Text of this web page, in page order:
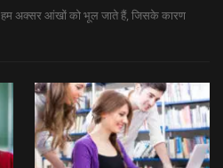
अक्‍सर आंखों को भूल जाते हैं, जिसके कारण